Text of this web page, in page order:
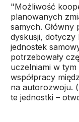
"Możliwość
planowanych
samych.
dyskusji,
jednostek
potrzebowały
uczelniami w tym
współpracy
na autorozwoju.
te jednostki –